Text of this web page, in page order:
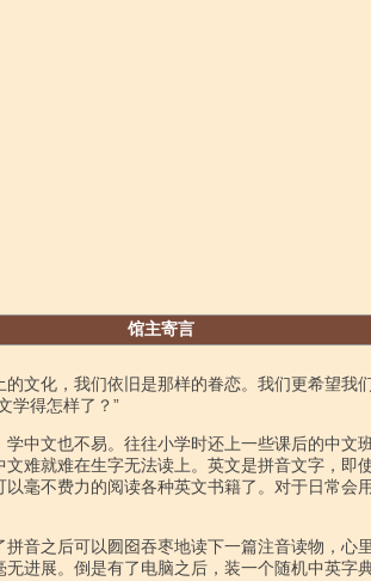
馆主寄言
文化，我们依旧是那样的眷恋。我们更希望我
学得怎样了？”
中文也不易。往往小学时还上一些课后的中文
难就难在生字无法读上。英文是拼音文字，
毫不费力的阅读各种英文书籍了。对于日常会
音之后可以囫囵吞枣地读下一篇注音读物，心
进展。倒是有了电脑之后，装一个随机中英字